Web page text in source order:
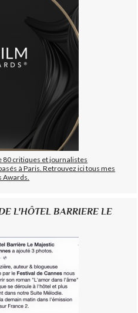
80 critiques et journalistes
à Paris. Retrouvez ici tous mes
Awards.
L'HÔTEL BARRIERE LE